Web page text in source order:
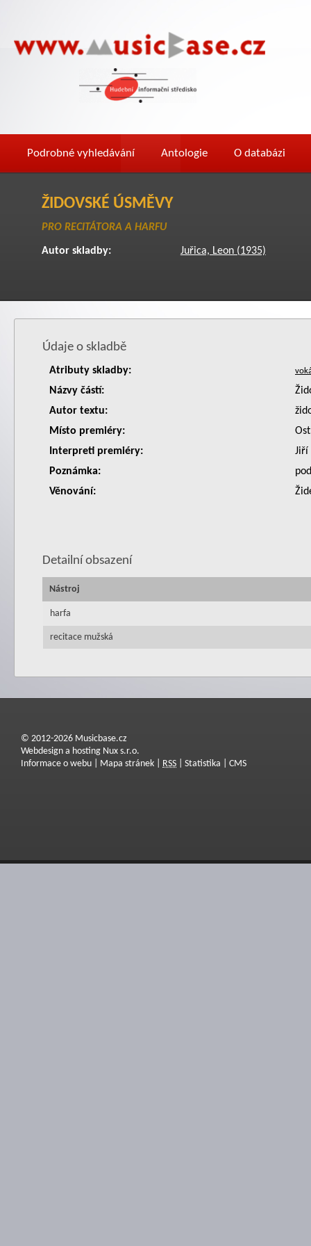
Podrobné vyhledávání Antologie O databázi
ŽIDOVSKÉ ÚSMĚVY
PRO RECITÁTORA A HARFU
Autor skladby: Juřica, Leon (1935)
Údaje o skladbě
Atributy skladby:
Názvy částí:
Autor textu:
Místo premiéry:
Interpreti premiéry:
Jiří
Poznámka:
Věnování:
Detailní obsazení
Nástroj
harfa
recitace mužská
© 2012-2026 Musicbase.cz
Webdesign a hosting Nux s.r.o.
Informace o webu
Mapa stránek RSS Statistika CMS